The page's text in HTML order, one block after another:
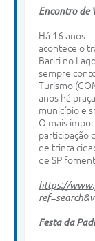
Encontro de
Há 16 anos
acontece o
Bariri no
sempre
Turismo
anos há
município e
O mais
participação
de trinta
de SP
https://
Festa da